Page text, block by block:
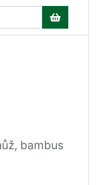
bambus